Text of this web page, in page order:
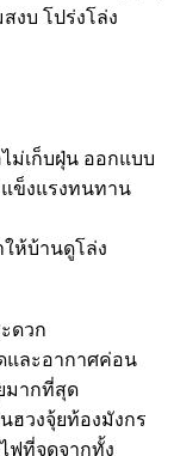
งบ โปร่งโล่ง
ม่เก็บฝุ่น ออกแบบ
แข็งแรงทนทาน
ให้บ้านดูโล่ง
ดวก
และอากาศค่อน
มากที่สุด
ฮวงจุ้ยท้องมังกร
ฟที่จุดจากทั้ง